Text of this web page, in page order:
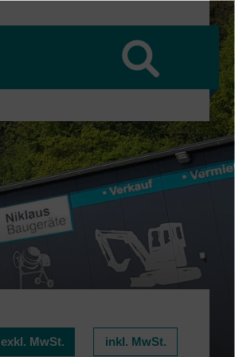
exkl. MwSt. inkl. MwSt.